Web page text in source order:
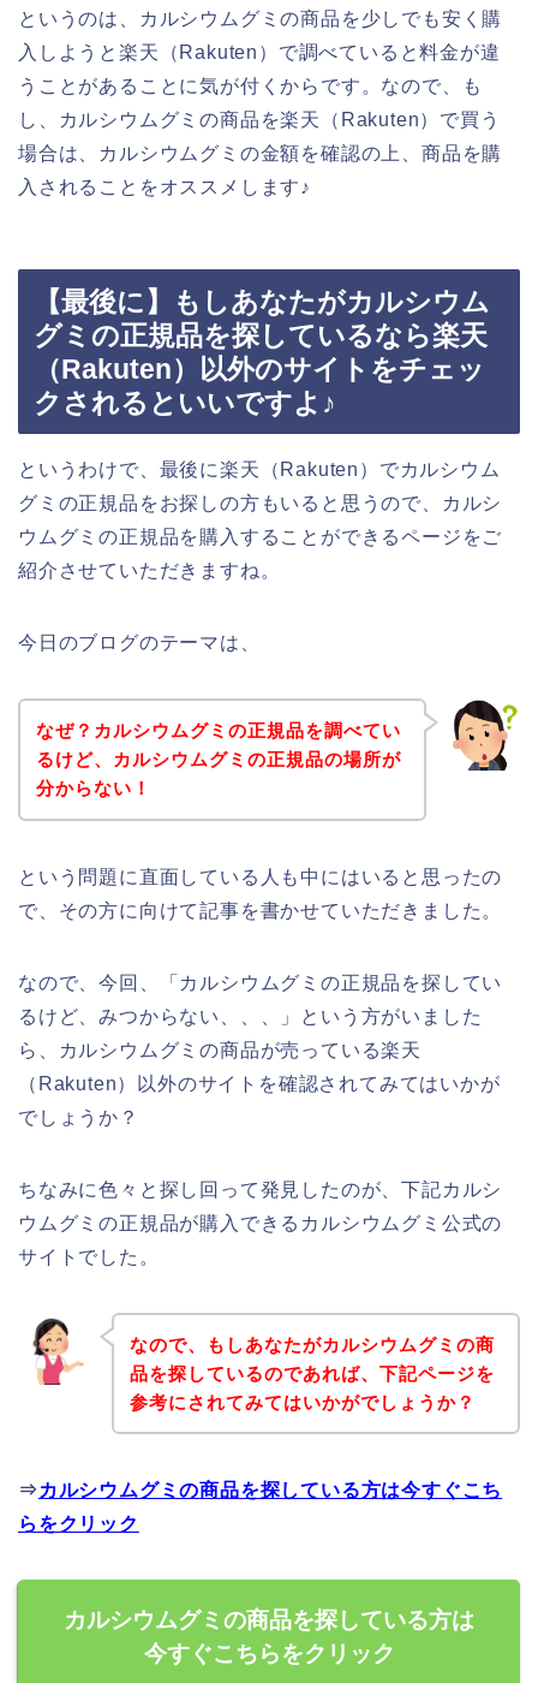
というのは、カルシウムグミの商品を少しでも安く購
入しようと楽天（Rakuten）で調べていると料金が違
うことがあることに気が付くからです。なので、も
し、カルシウムグミの商品を楽天（Rakuten）で買う
場合は、カルシウムグミの金額を確認の上、商品を購
入されることをオススメします♪
【最後に】もしあなたがカルシウム
グミの正規品を探しているなら楽天
（Rakuten）以外のサイトをチェッ
クされるといいですよ♪
というわけで、最後に楽天（Rakuten）でカルシウム
グミの正規品をお探しの方もいると思うので、カルシ
ウムグミの正規品を購入することができるページをご
紹介させていただきますね。
今日のブログのテーマは、
なぜ？カルシウムグミの正規品を調べてい
るけど、カルシウムグミの正規品の場所が
分からない！
という問題に直面している人も中にはいると思ったの
で、その方に向けて記事を書かせていただきました。
なので、今回、「カルシウムグミの正規品を探してい
るけど、みつからない、、、」という方がいました
ら、カルシウムグミの商品が売っている楽天
（Rakuten）以外のサイトを確認されてみてはいかが
でしょうか？
ちなみに色々と探し回って発見したのが、下記カルシ
ウムグミの正規品が購入できるカルシウムグミ公式の
サイトでした。
なので、もしあなたがカルシウムグミの商
品を探しているのであれば、下記ページを
参考にされてみてはいかがでしょうか？
⇒ カルシウムグミの商品を探している方は今すぐこち
らをクリック
カルシウムグミの商品を探している方は
今すぐこちらをクリック